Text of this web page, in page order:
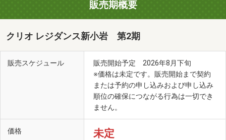
販売期概要
クリオ レジダンス新小岩 第2期
販売スケジュール
販売開始予定 2026年8月下旬
※価格は未定です。販売開始まで契約
または予約の申し込みおよび申し込み
順位の確保につながる行為は一切でき
ません。
価格 未定